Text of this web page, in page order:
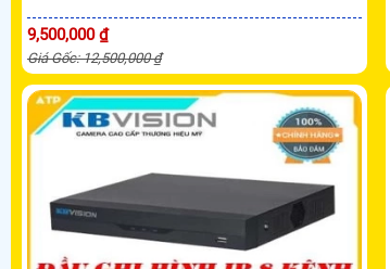
9,500,000 ₫
Giá Gốc: 12,500,000 ₫